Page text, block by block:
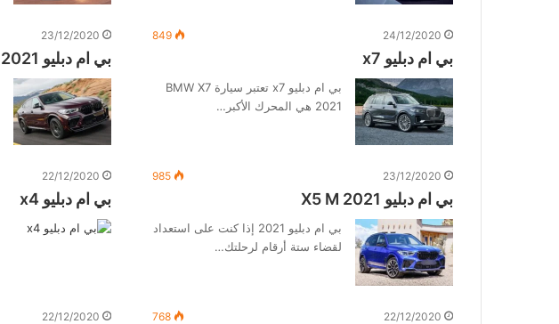
24/12/2020
849
بي ام دبليو x7
بي ام دبليو x7 تعتبر سيارة BMW X7
2021 هي المحرك الأكبر…
23/12/2020
بي ام دبليو 2021 X6 M
23/12/2020
985
بي ام دبليو 2021 X5 M
بي ام دبليو 2021 إذا كنت على استعداد
لقضاء ستة أرقام لرحلتك…
22/12/2020
بي ام دبليو x4
22/12/2020
768
22/12/2020